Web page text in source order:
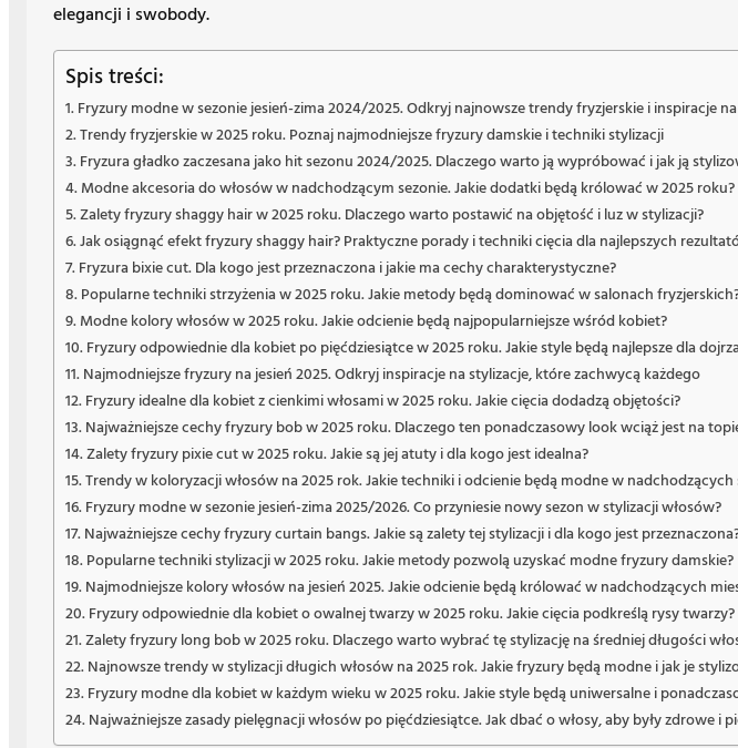
elegancji i swobody.
Spis treści:
Fryzury modne w sezonie jesień-zima 2024/2025. Odkryj najnowsze trendy fryzjerskie i inspiracje
Trendy fryzjerskie w 2025 roku. Poznaj najmodniejsze fryzury damskie i techniki stylizacji
Fryzura gładko zaczesana jako hit sezonu 2024/2025. Dlaczego warto ją wypróbować i jak ją
Modne akcesoria do włosów w nadchodzącym sezonie. Jakie dodatki będą królować w 2025 roku?
Zalety fryzury shaggy hair w 2025 roku. Dlaczego warto postawić na objętość i luz w stylizacji?
Jak osiągnąć efekt fryzury shaggy hair? Praktyczne porady i techniki cięcia dla najlepszych
Fryzura bixie cut. Dla kogo jest przeznaczona i jakie ma cechy charakterystyczne?
Popularne techniki strzyżenia w 2025 roku. Jakie metody będą dominować w salonach
Modne kolory włosów w 2025 roku. Jakie odcienie będą najpopularniejsze wśród kobiet?
Fryzury odpowiednie dla kobiet po pięćdziesiątce w 2025 roku. Jakie style będą najlepsze dla
Najmodniejsze fryzury na jesień 2025. Odkryj inspiracje na stylizacje, które zachwycą każdego
Fryzury idealne dla kobiet z cienkimi włosami w 2025 roku. Jakie cięcia dodadzą objętości?
Najważniejsze cechy fryzury bob w 2025 roku. Dlaczego ten ponadczasowy look wciąż jest na
Zalety fryzury pixie cut w 2025 roku. Jakie są jej atuty i dla kogo jest idealna?
Trendy w koloryzacji włosów na 2025 rok. Jakie techniki i odcienie będą modne w nadchodzących
Fryzury modne w sezonie jesień-zima 2025/2026. Co przyniesie nowy sezon w stylizacji włosów?
Najważniejsze cechy fryzury curtain bangs. Jakie są zalety tej stylizacji i dla kogo jest
Popularne techniki stylizacji w 2025 roku. Jakie metody pozwolą uzyskać modne fryzury damskie?
Najmodniejsze kolory włosów na jesień 2025. Jakie odcienie będą królować w nadchodzących
Fryzury odpowiednie dla kobiet o owalnej twarzy w 2025 roku. Jakie cięcia podkreślą rysy twarzy?
Zalety fryzury long bob w 2025 roku. Dlaczego warto wybrać tę stylizację na średniej długości
Najnowsze trendy w stylizacji długich włosów na 2025 rok. Jakie fryzury będą modne i jak je
Fryzury modne dla kobiet w każdym wieku w 2025 roku. Jakie style będą uniwersalne i
Najważniejsze zasady pielęgnacji włosów po pięćdziesiątce. Jak dbać o włosy, aby były zdrowe i